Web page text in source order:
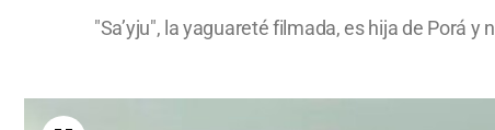
"Sa’yju", la yaguareté filmada, es hija de Porá